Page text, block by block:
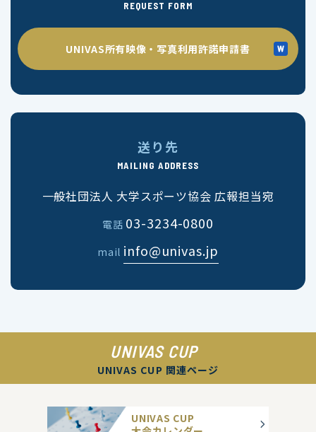
REQUEST FORM
UNIVAS所有映像・写真利用許諾申請書
送り先
MAILING ADDRESS
一般社団法人 大学スポーツ協会 広報担当宛
電話 03-3234-0800
mail info@univas.jp
UNIVAS CUP
UNIVAS CUP 関連ページ
UNIVAS CUP